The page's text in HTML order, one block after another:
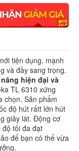
tiện dụng, mạnh
và đầy sang trọng.
hiện đại và
TL 6310 xứng
chọn. Sản phẩm
độ hút rấtt lớn hút
giây lát. Động cơ
độ tối đa đạt
để bạn có thể vừa